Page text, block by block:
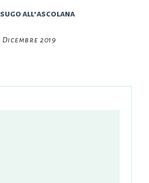
all’ascolana
Dicembre 2019